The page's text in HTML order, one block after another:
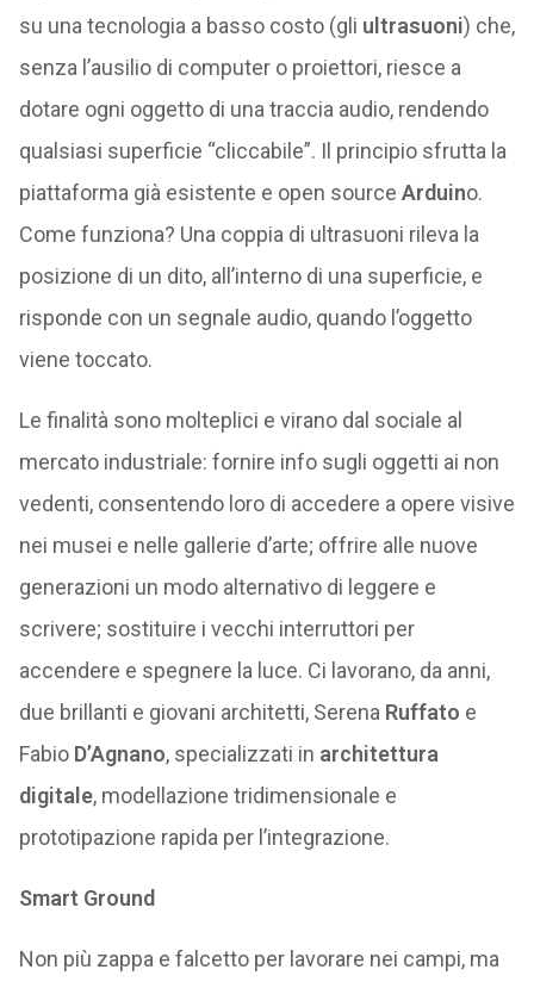
su una tecnologia a basso costo (gli ultrasuoni) che,
senza l’ausilio di computer o proiettori, riesce a
dotare ogni oggetto di una traccia audio, rendendo
qualsiasi superficie “cliccabile”. Il principio sfrutta la
piattaforma già esistente e open source Arduino.
Come funziona? Una coppia di ultrasuoni rileva la
posizione di un dito, all’interno di una superficie, e
risponde con un segnale audio, quando l’oggetto
viene toccato.
Le finalità sono molteplici e virano dal sociale al
mercato industriale: fornire info sugli oggetti ai non
vedenti, consentendo loro di accedere a opere visive
nei musei e nelle gallerie d’arte; offrire alle nuove
generazioni un modo alternativo di leggere e
scrivere; sostituire i vecchi interruttori per
accendere e spegnere la luce. Ci lavorano, da anni,
due brillanti e giovani architetti, Serena Ruffato e
Fabio D’Agnano, specializzati in architettura
digitale, modellazione tridimensionale e
prototipazione rapida per l’integrazione.
Smart Ground
Non più zappa e falcetto per lavorare nei campi, ma